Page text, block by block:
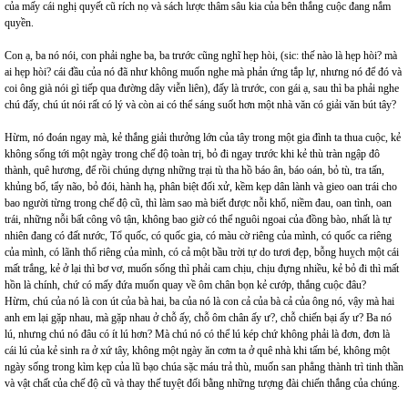
của mấy cái nghị quyết cũ rích nọ và sách lược thâm sâu kia của bên thắng cuộc đang nắm
quyền.
Con ạ, ba nó nói, con phải nghe ba, ba trước cũng nghĩ hẹp hòi, (sic: thế nào là hẹp hòi? mà
ai hẹp hòi? cái đầu của nó đã như không muốn nghe mà phản ứng tắp lự, nhưng nó để đó và
coi ông già nói gì tiếp qua đường dây viễn liên), đấy là trước, con gái ạ, sau thì ba phải nghe
chú đấy, chú út nói rất có lý và còn ai có thể sáng suốt hơn một nhà văn có giải văn bút tây?
Hừm, nó đoán ngay mà, kẻ thắng giải thưởng lớn của tây trong một gia đình ta thua cuộc, kẻ
không sống tới một ngày trong chế độ toàn trị, bỏ đi ngay trước khi kẻ thù tràn ngập đô
thành, quê hương, để rồi chúng dựng những trại tù tha hồ báo ân, báo oán, bỏ tù, tra tấn,
khủng bố, tẩy não, bỏ đói, hành hạ, phân biệt đối xử, kềm kẹp dân lành và gieo oan trái cho
bao người từng trong chế độ cũ, thì làm sao mà biết được nỗi khổ, niềm đau, oan tình, oan
trái, những nỗi bất công vô tận, không bao giờ có thể nguôi ngoai của đồng bào, nhất là tự
nhiên đang có đất nước, Tổ quốc, có quốc gia, có màu cờ riêng của mình, có quốc ca riêng
của mình, có lãnh thổ riêng của mình, có cả một bầu trời tự do tươi đẹp, bỗng huỵch một cái
mất trắng, kẻ ở lại thì bơ vơ, muốn sống thì phải cam chịu, chịu đựng nhiều, kẻ bỏ đi thì mất
hồn là chính, chứ có mấy đứa muốn quay về ôm chân bọn kẻ cướp, thắng cuộc đâu?
Hừm, chú của nó là con út của bà hai, ba của nó là con cả của bà cả của ông nó, vậy mà hai
anh em lại gặp nhau, mà gặp nhau ở chỗ ấy, chỗ ôm chân ấy ư?, chỗ chiến bại ấy ư? Ba nó
lú, nhưng chú nó đâu có ít lú hơn? Mà chú nó có thể lú kép chứ không phải là đơn, đơn là
cái lú của kẻ sinh ra ở xứ tây, không một ngày ăn cơm ta ở quê nhà khi tấm bé, không một
ngày sống trong kìm kẹp của lũ bạo chúa sặc máu trả thù, muốn san phẳng thành trì tinh thần
và vật chất của chế độ cũ và thay thế tuyệt đối bằng những tượng đài chiến thắng của chúng.